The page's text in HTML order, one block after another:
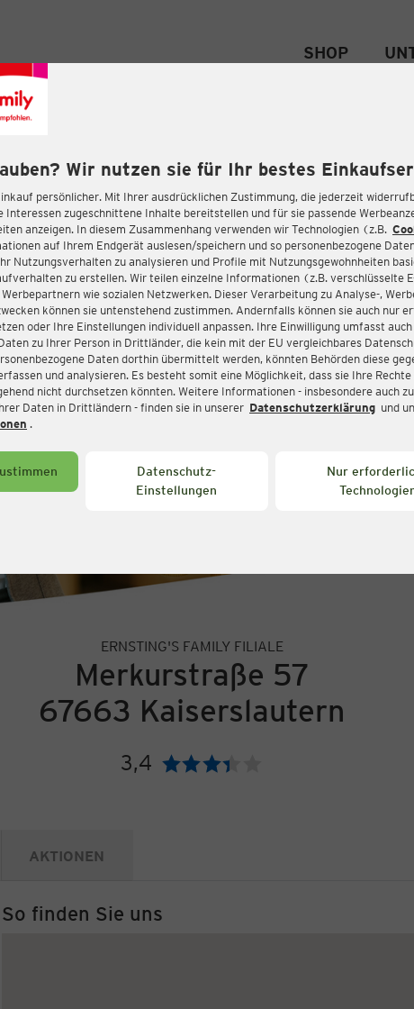
Wir nutzen sie für Ihr bestes
persönlicher. Mit Ihrer ausdrücklichen Zustimmung, die jederzeit
Interessen zugeschnittene Inhalte bereitstellen und für sie passende
anzeigen. In diesem Zusammenhang verwenden wir Technologien (z.B.
auf Ihrem Endgerät auslesen/speichern und so personenbezogene
Nutzungsverhalten zu analysieren und Profile mit Nutzungsgewohnheiten
zu erstellen. Wir teilen einzelne Informationen (z.B. verschlüsselte
wie sozialen Netzwerken. Dieser Verarbeitung zu Analyse-,
können sie untenstehend zustimmen. Andernfalls können sie auch nur
oder Ihre Einstellungen individuell anpassen. Ihre Einwilligung umfasst
zu Ihrer Person in Drittländer, die kein mit der EU vergleichbares
Daten dorthin übermittelt werden, könnten Behörden diese
und analysieren. Es besteht somit eine Möglichkeit, dass sie Ihre Rechte
nicht durchsetzen könnten. Weitere Informationen - insbesondere auch
Daten in Drittländern - finden sie in unserer Datenschutzerklärung und
.
Datenschutz-
Einstellungen
Nur
SHOP
ERNSTING'S FAMILY FILIALE
Merkurstraße 57
67663 Kaiserslautern
3,4 Bewertung:
AKTIONEN
So finden Sie uns